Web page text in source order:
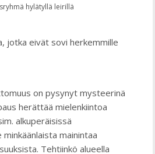
hylätyllä leirillä
jotka eivät sovi herkemmille
on pysynyt mysteerinä
herättää mielenkiintoa
alkuperäisissä
mainintaa
Tehtiinkö alueella